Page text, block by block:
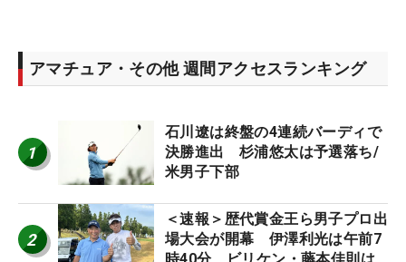
アマチュア・その他 週間アクセスランキング
1
石川遼は終盤の4連続バーディで
決勝進出 杉浦悠太は予選落ち/
米男子下部
2
＜速報＞歴代賞金王ら男子プロ出
場大会が開幕 伊澤利光は午前7